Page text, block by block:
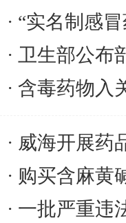
“实名制感
卫生部公布
含毒药物入
威海开展药
购买含麻黄
一批严重违